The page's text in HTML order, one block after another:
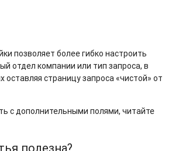
позволяет более гибко настроить
отдел компании или тип запроса, в
оставляя страницу запроса «чистой» от
с дополнительными полями, читайте
полезна?